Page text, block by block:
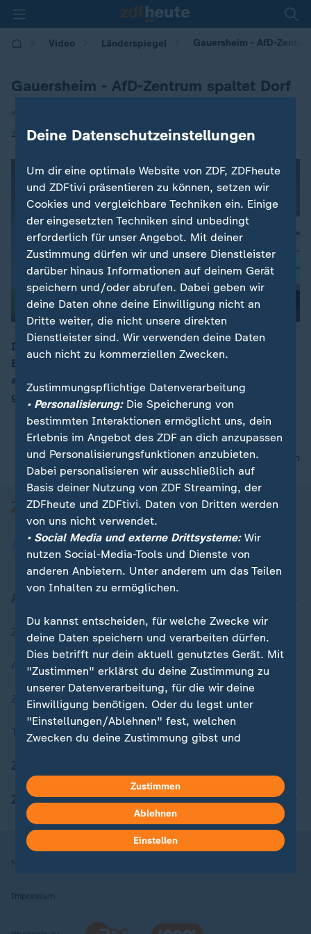
Video Länderspiegel Gauersheim - AfD-
Gauersheim - AfD-Zentrum spaltet Dorf
von Astrid Delgado, Udo Harnach
28.10.2025 | 12:00
Im rheinland-pfälzischen Gauersheim geraten
Besucher eines Bürgertreffs mit AfD-Sympathisanten
aneinander, die Polizei muss eingreifen. Dass das
genau hier passiert, scheint kein Zufall zu sein.
nach oben
Zuletzt veröffentlicht
Aktuelle Sendungs-Videos
ZDFheute Stories
Themen im Überblick
ZDFheute Apps
Nutzungsbedingungen
Impressum
Deine Datenschutzeinstellungen
Um dir eine optimale Website von ZDF, ZDFheute
und ZDFtivi präsentieren zu können, setzen wir
Cookies und vergleichbare Techniken ein. Einige
der eingesetzten Techniken sind unbedingt
erforderlich für unser Angebot. Mit deiner
Zustimmung dürfen wir und unsere Dienstleister
darüber hinaus Informationen auf deinem Gerät
speichern und/oder abrufen. Dabei geben wir
deine Daten ohne deine Einwilligung nicht an
Dritte weiter, die nicht unsere direkten
Dienstleister sind. Wir verwenden deine Daten
auch nicht zu kommerziellen Zwecken.
Zustimmungspflichtige Datenverarbeitung
• Personalisierung:Die Speicherung von
bestimmten Interaktionen ermöglicht uns, dein
Erlebnis im Angebot des ZDF an dich anzupassen
und Personalisierungsfunktionen anzubieten.
Dabei personalisieren wir ausschließlich auf
Basis deiner Nutzung von ZDF Streaming, der
ZDFheute und ZDFtivi. Daten von Dritten werden
von uns nicht verwendet.
• Social Media und externe Drittsysteme:Wir
nutzen Social-Media-Tools und Dienste von
anderen Anbietern. Unter anderem um das Teilen
von Inhalten zu ermöglichen.
Du kannst entscheiden, für welche Zwecke wir
deine Daten speichern und verarbeiten dürfen.
Dies betrifft nur dein aktuell genutztes Gerät. Mit
"Zustimmen" erklärst du deine Zustimmung zu
unserer Datenverarbeitung, für die wir deine
Einwilligung benötigen. Oder du legst unter
"Einstellungen/Ablehnen" fest, welchen
Zwecken du deine Zustimmung gibst und
in deinen Einstellungen widerrufen oder ändern.
Hier findest du das Impressum.
Weitere Informationen findest du in unserer
Datenschutzerklärung.
Zustimmen
Ablehnen
Einstellen